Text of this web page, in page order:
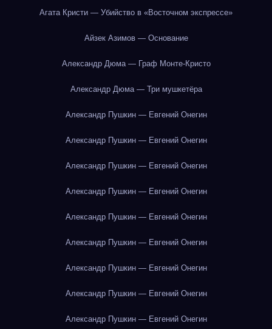
Агата Кристи — Убийство в «Восточном экспрессе»
Айзек Азимов — Основание
Александр Дюма — Граф Монте-Кристо
Александр Дюма — Три мушкетёра
Александр Пушкин — Евгений Онегин
Александр Пушкин — Евгений Онегин
Александр Пушкин — Евгений Онегин
Александр Пушкин — Евгений Онегин
Александр Пушкин — Евгений Онегин
Александр Пушкин — Евгений Онегин
Александр Пушкин — Евгений Онегин
Александр Пушкин — Евгений Онегин
Александр Пушкин — Евгений Онегин